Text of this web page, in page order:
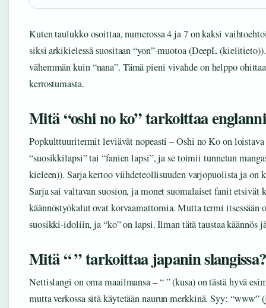
Kuten taulukko osoittaa, numerossa 4 ja 7 on kaksi
siksi arkikielessä suositaan “yon”-muotoa (DeepL
vähemmän kuin “nana”. Tämä pieni vivahde on helppo
kerrostumasta.
Mitä “oshi no ko” tarkoittaa
Popkulttuuritermit leviävät nopeasti – Oshi no Ko on
“suosikkilapsi” tai “fanien lapsi”, ja se toimii tunnetun
kieleen)). Sarja kertoo viihdeteollisuuden varjopuolista ja
Sarja sai valtavan suosion, ja monet suomalaiset fanit etsivät
käännöstyökalut ovat korvaamattomia. Mutta termi
suosikki-idoliin, ja “ko” on lapsi. Ilman tätä taustaa käännös
Mitä “ ” tarkoittaa japanin slangissa?
Nettislangi on oma maailmansa – “ ” (kusa) on tästä hyvä
mutta verkossa sitä käytetään naurun merkkinä. Syy: “www”